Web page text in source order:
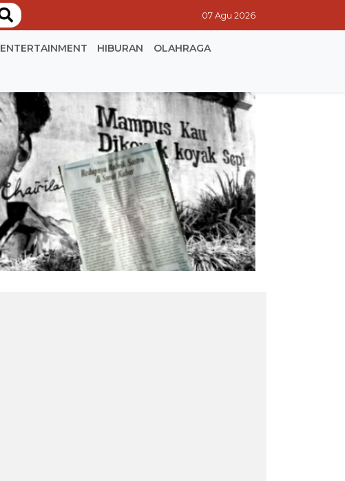
07 Agu 2026
ENTERTAINMENT HIBURAN OLAHRAGA